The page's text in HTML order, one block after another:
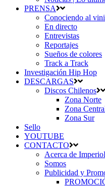
PRENSA
Conociendo al
En directo
Entrevistas
Reportajes
Sueños de colores
Track a Track
Investigación Hip Hop
DESCARGAS
Discos Chilenos
Zona Norte
Zona
Zona Sur
Sello
YOUTUBE
CONTACTO
Acerca de
Somos
Publicidad y